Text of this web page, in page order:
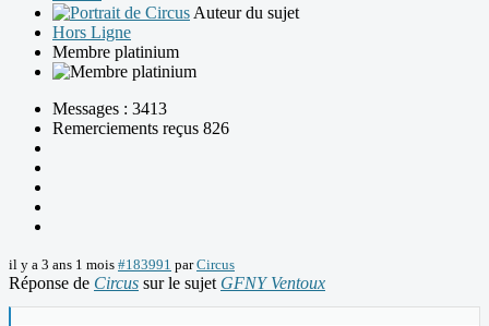
Auteur du sujet
Hors Ligne
Membre platinium
Messages : 3413
Remerciements reçus 826
il y a 3 ans 1 mois #183991 parCircus
Réponse de Circus sur le sujet GFNY Ventoux